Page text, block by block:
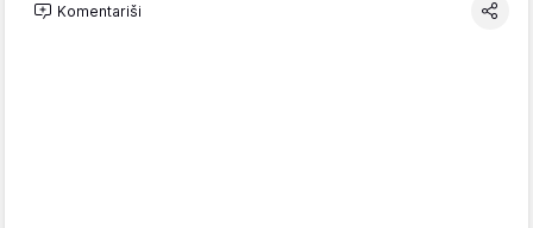
Komentariši